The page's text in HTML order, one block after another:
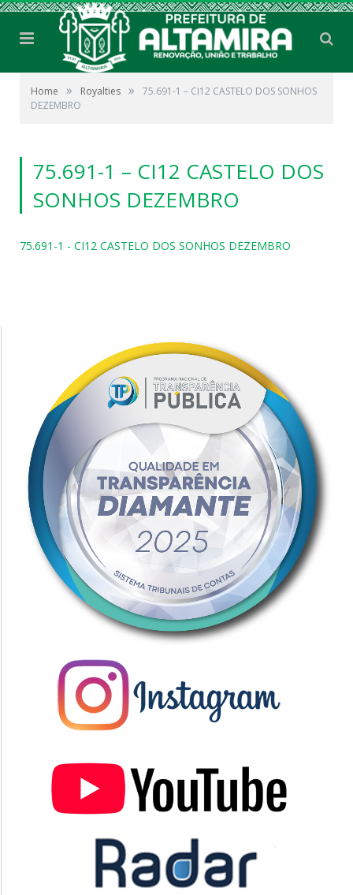
Home » Royalties »
75.691-1 – CI12 CASTELO DOS SONHOS
DEZEMBRO
75.691-1 – CI12 CASTELO DOS
SONHOS DEZEMBRO
75.691-1 - CI12 CASTELO DOS SONHOS DEZEMBRO